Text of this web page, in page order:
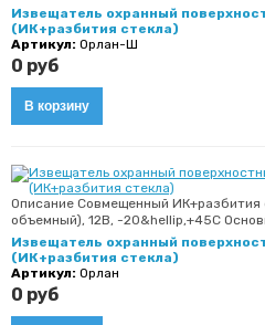
Извещатель охранный
(ИК+разбития стекла)
Артикул: Орлан-Ш
0 руб
Описание Совмещенный ИК+разбития
объемный), 12В, -20&hellip,+45С
Извещатель охранный
(ИК+разбития стекла)
Артикул: Орлан
0 руб